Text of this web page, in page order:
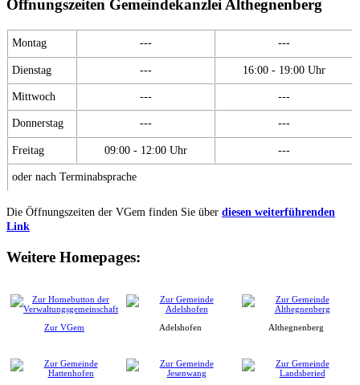
Öffnungszeiten Gemeindekanzlei Althegnenberg
Montag --- ---
Dienstag --- 16:00 - 19:00 Uhr
Mittwoch --- ---
Donnerstag --- ---
Freitag 09:00 - 12:00 Uhr ---
oder nach Terminabsprache
Die Öffnungszeiten der VGem finden Sie über diesen weiterführenden
Link
Weitere Homepages:
Zur VGem Adelshofen Althegnenberg